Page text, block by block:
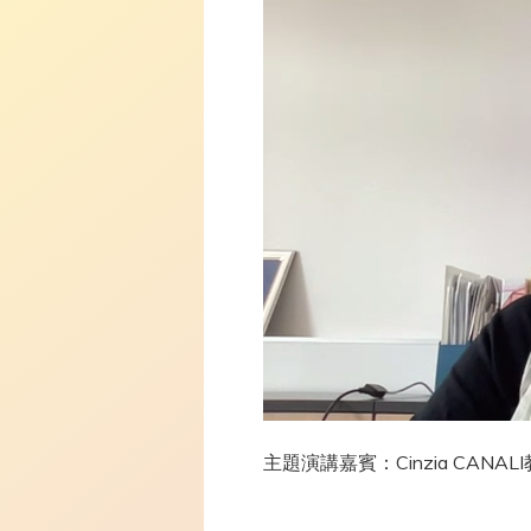
主題演講嘉賓：Cinzia CANALI